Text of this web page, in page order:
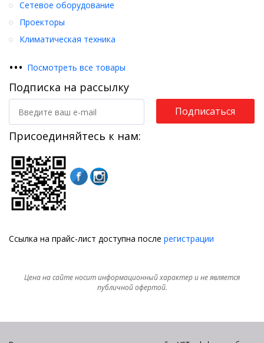
Сетевое оборудование
Проекторы
Климатическая техника
••• Посмотреть все товары
Подписка на рассылку
Подписаться
Присоединяйтесь к нам:
Ссылка на прайс-лист доступна после регистрации
Цена на сайте носит информационный характер и не является
публичной офертой.